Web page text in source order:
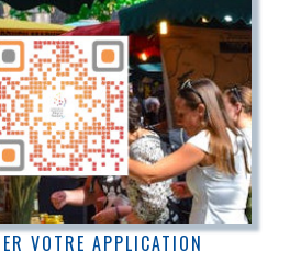
VOTRE APPLICATION